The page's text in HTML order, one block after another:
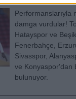
Performanslarıyla
damga vurdular!
Hatayspor ve
Fenerbahçe,
Sivasspor,
ve Konyaspor'dan
bulunuyor.